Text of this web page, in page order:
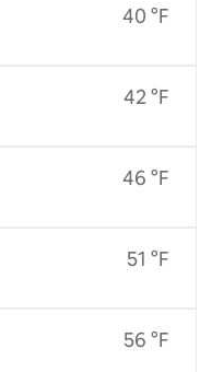
40 °F
42 °F
46 °F
51 °F
56 °F